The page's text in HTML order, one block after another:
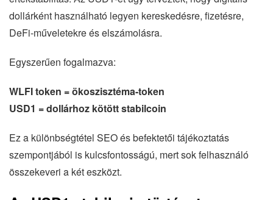
dollárként használható legyen kereskedésre, fizetésre,
DeFi-műveletekre és elszámolásra.
Egyszerűen fogalmazva:
WLFI token = ökoszisztéma-token
USD1 = dollárhoz kötött stabilcoin
Ez a különbségtétel SEO és befektetői tájékoztatás
szempontjából is kulcsfontosságú, mert sok felhasználó
összekeveri a két eszközt.